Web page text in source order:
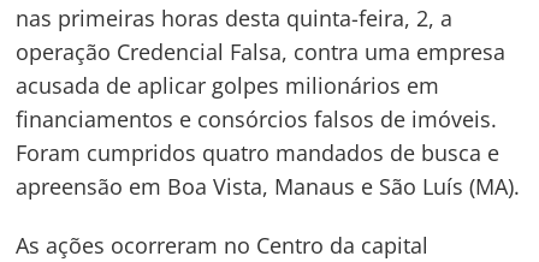
nas primeiras horas desta quinta-feira, 2, a
operação Credencial Falsa, contra uma empresa
acusada de aplicar golpes milionários em
financiamentos e consórcios falsos de imóveis.
Foram cumpridos quatro mandados de busca e
apreensão em Boa Vista, Manaus e São Luís (MA).
As ações ocorreram no Centro da capital